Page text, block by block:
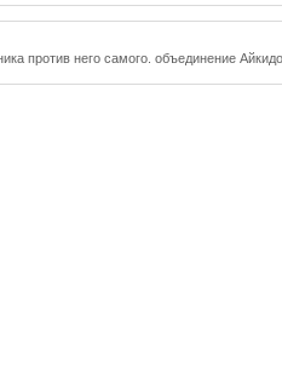
против него самого. объединение